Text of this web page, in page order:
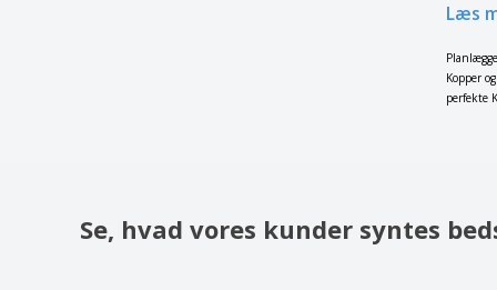
Læs
Kopper
perfekte
Se, hvad vores kunder syntes